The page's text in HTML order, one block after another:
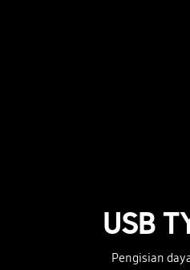
USB
Pengisian